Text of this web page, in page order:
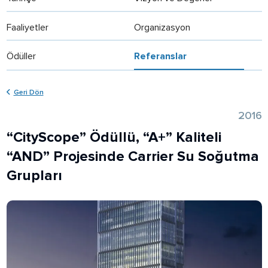
Faaliyetler Organizasyon
Ödüller Referanslar
Geri Dön
“CityScope” Ödüllü, “A+” Kaliteli
“AND” Projesinde Carrier Su Soğutma
Grupları
2016